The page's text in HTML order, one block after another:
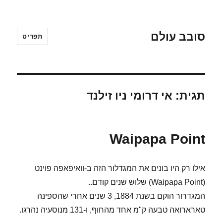
סובב עולם תפריט
תגית: אי דרומי ניו זילנד
Waipapa Point
אילו רק היו בונים את המגדלור הזה ב-וואיפאפה פוינט
(Waipapa Point) שלוש שנים קודם..
המגדרור הוקם בשנת 1884, 3 שנים אחרי שהספינה
טארארואה טבעה ק"מ אחד מהחוף, ו-131 מנוסעיה נהרגו.